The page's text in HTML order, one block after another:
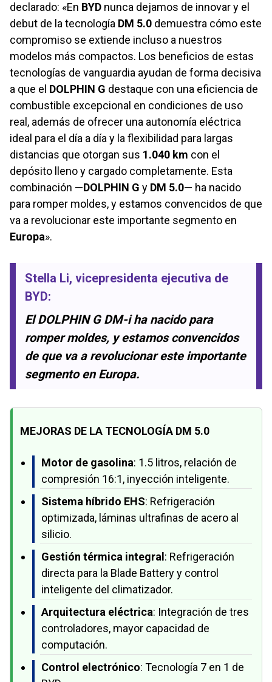
declarado: «En BYD nunca dejamos de innovar y el
debut de la tecnología DM 5.0 demuestra cómo este
compromiso se extiende incluso a nuestros
modelos más compactos. Los beneficios de estas
tecnologías de vanguardia ayudan de forma decisiva
a que el DOLPHIN G destaque con una eficiencia de
combustible excepcional en condiciones de uso
real, además de ofrecer una autonomía eléctrica
ideal para el día a día y la flexibilidad para largas
distancias que otorgan sus 1.040 km con el
depósito lleno y cargado completamente. Esta
combinación —DOLPHIN G y DM 5.0— ha nacido
para romper moldes, y estamos convencidos de que
va a revolucionar este importante segmento en
Europa».
Stella Li, vicepresidenta ejecutiva de
BYD:
El DOLPHIN G DM-i ha nacido para
romper moldes, y estamos convencidos
de que va a revolucionar este importante
segmento en Europa.
MEJORAS DE LA TECNOLOGÍA DM 5.0
Motor de gasolina: 1.5 litros, relación de
compresión 16:1, inyección inteligente.
Sistema híbrido EHS: Refrigeración
optimizada, láminas ultrafinas de acero al
silicio.
Gestión térmica integral : Refrigeración
directa para la Blade Battery y control
inteligente del climatizador.
Arquitectura eléctrica: Integración de tres
controladores, mayor capacidad de
computación.
Control electrónico: Tecnología 7 en 1 de